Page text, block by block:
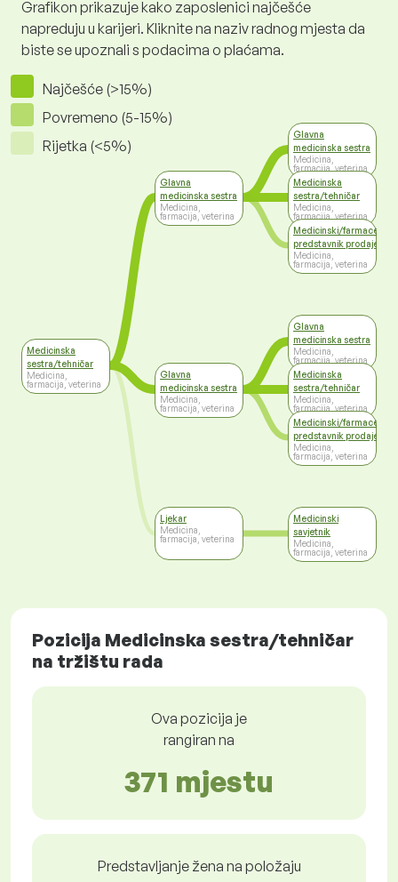
Grafikon prikazuje kako zaposlenici najčešće
napreduju u karijeri. Kliknite na naziv radnog mjesta da
biste se upoznali s podacima o plaćama.
Najčešće (>15%)
Povremeno (5-15%)
Rijetka (<5%)
Medicinska
sestra/tehničar
Medicina,
farmacija, veterina
Glavna
medicinska sestra
Medicina,
farmacija, veterina
Glavna
medicinska sestra
Medicina,
farmacija, veterina
Ljekar
Medicina,
farmacija, veterina
Glavna
medicinska sestra
Medicina,
farmacija, veterina
Medicinska
sestra/tehničar
Medicina,
farmacija, veterina
Medicinski/farmaceutski
predstavnik prodaje
Medicina,
farmacija, veterina
Glavna
medicinska sestra
Medicina,
farmacija, veterina
Medicinska
sestra/tehničar
Medicina,
farmacija, veterina
Medicinski/farmaceutski
predstavnik prodaje
Medicina,
farmacija, veterina
Medicinski
savjetnik
Medicina,
farmacija, veterina
Pozicija Medicinska sestra/tehničar
na tržištu rada
Ova pozicija je
rangiran na
371 mjestu
Predstavljanje žena na položaju